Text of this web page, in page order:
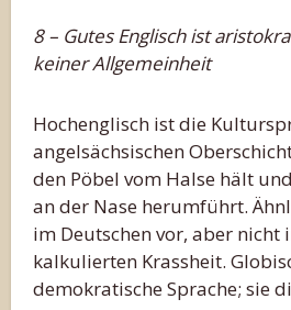
8 – Gutes Englisch ist
keiner Allgemeinheit
Hochenglisch ist die
angelsächsischen
den Pöbel vom Halse hält
an der Nase herumführt.
im Deutschen vor, aber nicht
kalkulierten Krassheit.
demokratische Sprache; sie